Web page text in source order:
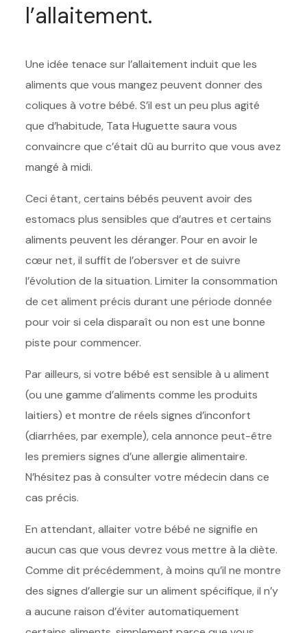
l’allaitement.
Une idée tenace sur l’allaitement induit que les
aliments que vous mangez peuvent donner des
coliques à votre bébé. S’il est un peu plus agité
que d’habitude, Tata Huguette saura vous
convaincre que c’était dû au burrito que vous avez
mangé à midi.
Ceci étant, certains bébés peuvent avoir des
estomacs plus sensibles que d’autres et certains
aliments peuvent les déranger. Pour en avoir le
cœur net, il suffit de l’obersver et de suivre
l’évolution de la situation. Limiter la consommation
de cet aliment précis durant une période donnée
pour voir si cela disparaît ou non est une bonne
piste pour commencer.
Par ailleurs, si votre bébé est sensible à u aliment
(ou une gamme d’aliments comme les produits
laitiers) et montre de réels signes d’inconfort
(diarrhées, par exemple), cela annonce peut-être
les premiers signes d’une allergie alimentaire.
N’hésitez pas à consulter votre médecin dans ce
cas précis.
En attendant, allaiter votre bébé ne signifie en
aucun cas que vous devrez vous mettre à la diète.
Comme dit précédemment, à moins qu’il ne montre
des signes d’allergie sur un aliment spécifique, il n’y
a aucune raison d’éviter automatiquement